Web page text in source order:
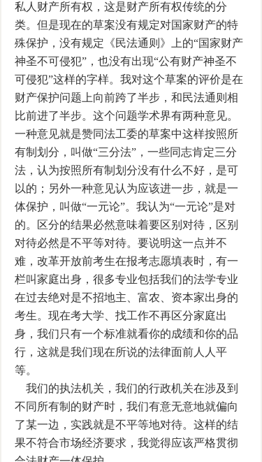
私人财产所有权，这是财产所有权传统的分
类。但是现在的草案没有规定对国家财产的特
殊保护，没有规定《民法通则》上的“国家财产
神圣不可侵犯”，也没有出现“公有财产神圣不
可侵犯”这样的字样。我对这个草案的评价是在
财产保护问题上向前跨了半步，和民法通则相
比前进了半步。这个问题学术界有两种意见。
一种意见就是赞同法工委的草案中这样按照所
有制划分，叫做“三分法”，一些同志肯定三分
法，认为按照所有制划分没有什么不好，是可
以的；另外一种意见认为应该进一步，就是一
体保护，叫做“一元论”。我认为“一元论”是对
的。区分的结果必然意味着要区别对待，区别
对待必然是不平等对待。要说明这一点并不
难，改革开放前考生在报考志愿填表时，有一
栏叫家庭出身，很多专业包括我们的法学专业
在过去绝对是不招地主、富农、资本家出身的
考生。现在考大学、找工作不再区分家庭出
身，我们只有一个标准就看你的成绩和你的品
行，这就是我们现在所说的法律面前人人平
等。
我们的执法机关，我们的行政机关在涉及到
不同所有制的财产时，我们有意无意地就偏向
了某一边，实践就是不平等地对待。这样的结
果不符合市场经济要求，我觉得应该严格贯彻